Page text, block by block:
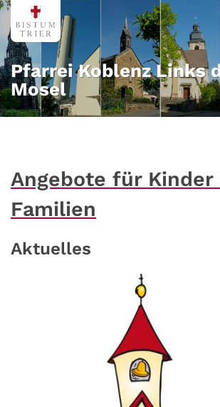
Zum Inhalt springen
Pfarrei Koblenz Links
Mosel
Angebote für Kinder
Familien
Aktuelles